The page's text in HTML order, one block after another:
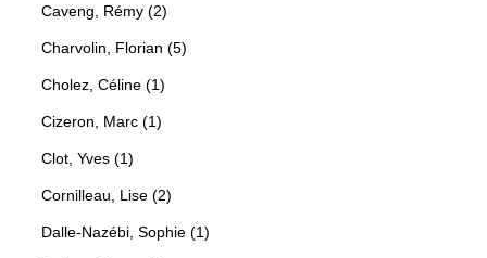
Caveng, Rémy (2)
Charvolin, Florian (5)
Cholez, Céline (1)
Cizeron, Marc (1)
Clot, Yves (1)
Cornilleau, Lise (2)
Dalle-Nazébi, Sophie (1)